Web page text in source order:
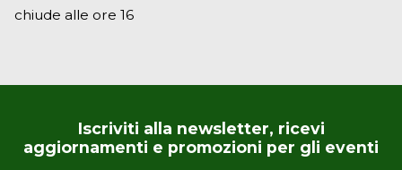
chiude alle ore 16
Iscriviti alla newsletter, ricevi
aggiornamenti e promozioni per gli eventi